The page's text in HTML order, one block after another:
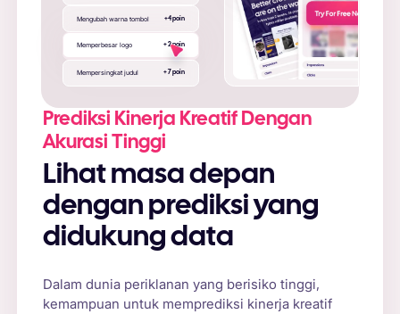
Prediksi Kinerja Kreatif Dengan
Akurasi Tinggi
Lihat masa depan
dengan prediksi yang
didukung data
Dalam dunia periklanan yang berisiko tinggi,
kemampuan untuk memprediksi kinerja kreatif
Mengubah warna tombol +4 poin
Memperbesar logo + 2 poin
Mempersingkat judul + 7 poin